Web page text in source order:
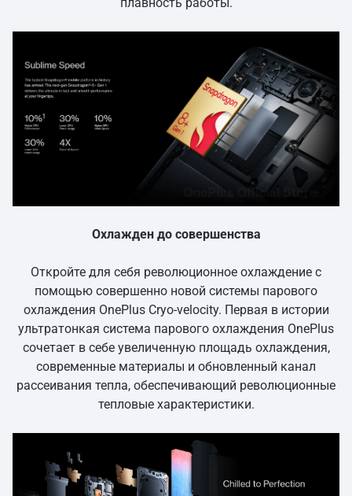
Охлажден до совершенства
Откройте для себя революционное охлаждение с
помощью совершенно новой системы парового
охлаждения OnePlus Cryo-velocity. Первая в истории
ультратонкая система парового охлаждения OnePlus
сочетает в себе увеличенную площадь охлаждения,
современные материалы и обновленный канал
рассеивания тепла, обеспечивающий революционные
тепловые характеристики.